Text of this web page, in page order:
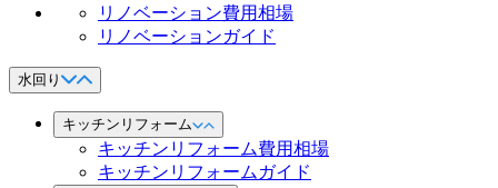
リノベーション費用相場
リノベーションガイド
水回り
キッチンリフォーム
キッチンリフォーム費用相場
キッチンリフォームガイド